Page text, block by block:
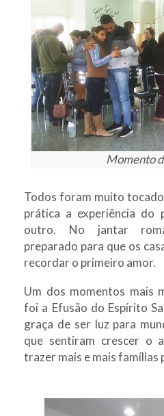
Momento
Todos foram muito
prática a experiência do
outro. No jantar
preparado para que os
recordar o primeiro amor.
Um dos momentos mais
foi a Efusão do Espírito
graça de ser luz para
que sentiram crescer o
trazer mais e mais famílias